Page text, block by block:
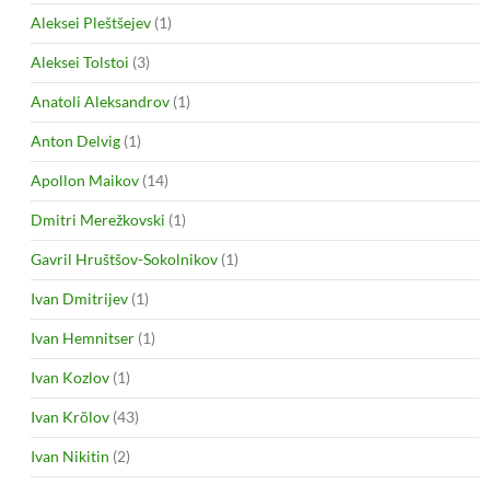
Aleksei Pleštšejev (1)
Aleksei Tolstoi (3)
Anatoli Aleksandrov (1)
Anton Delvig (1)
Apollon Maikov (14)
Dmitri Merežkovski (1)
Gavril Hruštšov-Sokolnikov (1)
Ivan Dmitrijev (1)
Ivan Hemnitser (1)
Ivan Kozlov (1)
Ivan Krõlov (43)
Ivan Nikitin (2)